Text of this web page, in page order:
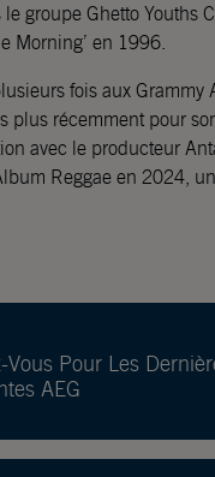
le groupe Ghetto Youths
Morning’ en 1996.
fois aux Grammy
plus récemment pour
avec le producteur
Reggae en 2024,
Vous Pour Les
AEG